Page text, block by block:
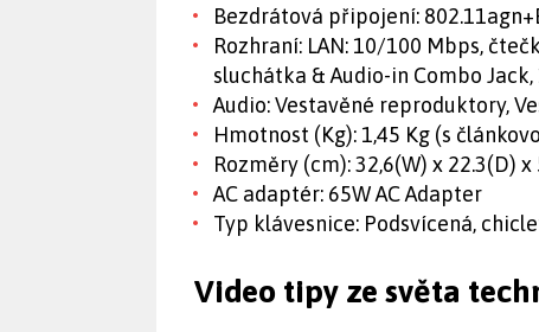
Bezdrátová připojení:
Rozhraní: LAN: 10/100 Mbps,
sluchátka & Audio-in Combo Jack,
Audio: Vestavěné reproduktory,
Hmotnost (Kg): 1,45 Kg (s
Rozměry (cm): 32,6(W) x 22.3(D) x
AC adaptér: 65W AC Adapter
Typ klávesnice: Podsvícená,
Video tipy ze světa